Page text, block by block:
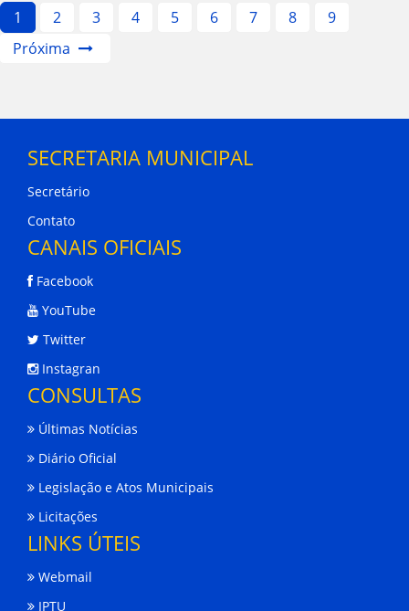
1 2 3 4 5 6 7 8
9
Próxima
SECRETARIA MUNICIPAL
Secretário
Contato
CANAIS OFICIAIS
Facebook
YouTube
Twitter
Instagran
CONSULTAS
Últimas Notícias
Diário Oficial
Legislação e Atos Municipais
Licitações
LINKS ÚTEIS
Webmail
IPTU